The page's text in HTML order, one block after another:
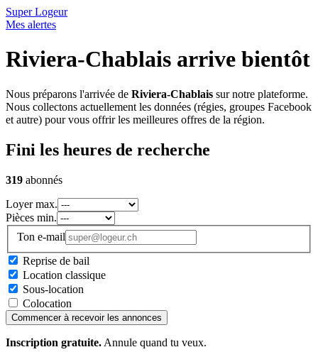
Super Logeur
Mes alertes
Riviera-Chablais arrive bientôt
Nous préparons l'arrivée de Riviera-Chablais sur notre plateforme.
Nous collectons actuellement les données (régies, groupes Facebook
et autre) pour vous offrir les meilleures offres de la région.
Fini les heures de recherche
319 abonnés
Loyer max.
Pièces min.
Ton e-mail
Reprise de bail
Location classique
Sous-location
Colocation
Commencer à recevoir les annonces
Inscription gratuite. Annule quand tu veux.